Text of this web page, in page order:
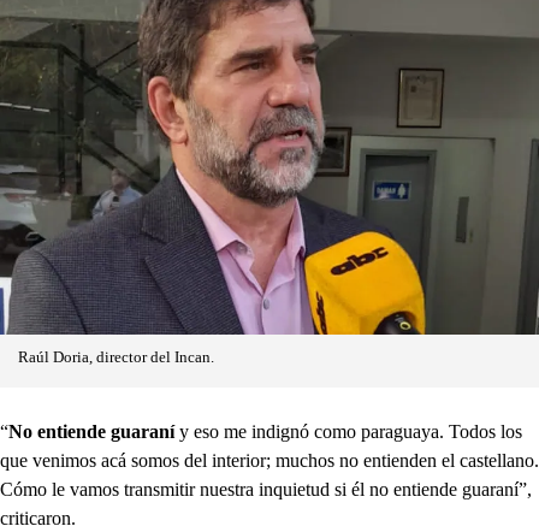
Raúl Doria, director del Incan.
“No entiende guaraníy eso me indignó como paraguaya. Todos los
que venimos acá somos del interior; muchos no entienden el castellano.
Cómo le vamos transmitir nuestra inquietud si él no entiende guaraní”,
criticaron.